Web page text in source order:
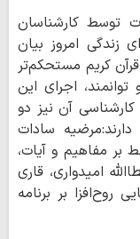
توسط کارشناسان
زندگی امروز بیان
کریم مستحکم‌تر
اجرای این
آن نیز دو
سادات
بر مفاهیم و آیات،
امیدواری، قاری
روح‌افزا بر برنامه